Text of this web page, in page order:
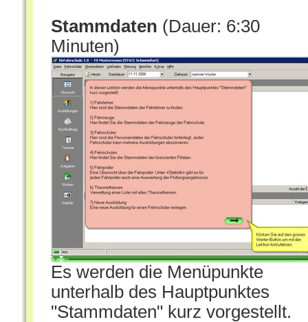
Stammdaten (Dauer: 6:30
Minuten)
Es werden die Menüpunkte
unterhalb des Hauptpunktes
"Stammdaten" kurz vorgestellt.